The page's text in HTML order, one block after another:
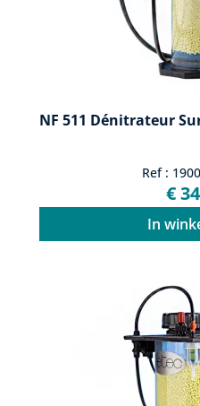
NF 511 Dénitrateur
Ref :
€
In